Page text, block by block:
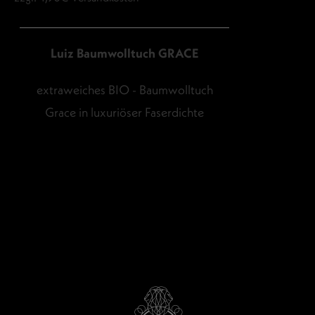
Luiz Baumwolltuch GRACE
extraweiches BIO - Baumwolltuch
Grace in luxuriöser Faserdichte